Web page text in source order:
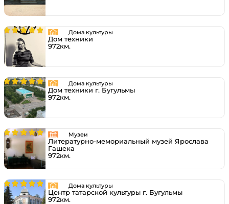
Дома культуры
Дом техники
972км.
Дома культуры
Дом техники г. Бугульмы
972км.
Музеи
Литературно-мемориальный музей Ярослава
Гашека
972км.
Дома культуры
Центр татарской культуры г. Бугульмы
972км.